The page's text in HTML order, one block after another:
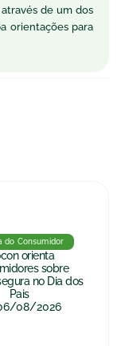
de um dos
orientações para
do Consumidor
orienta
sobre
no Dia dos
Pais
08/2026